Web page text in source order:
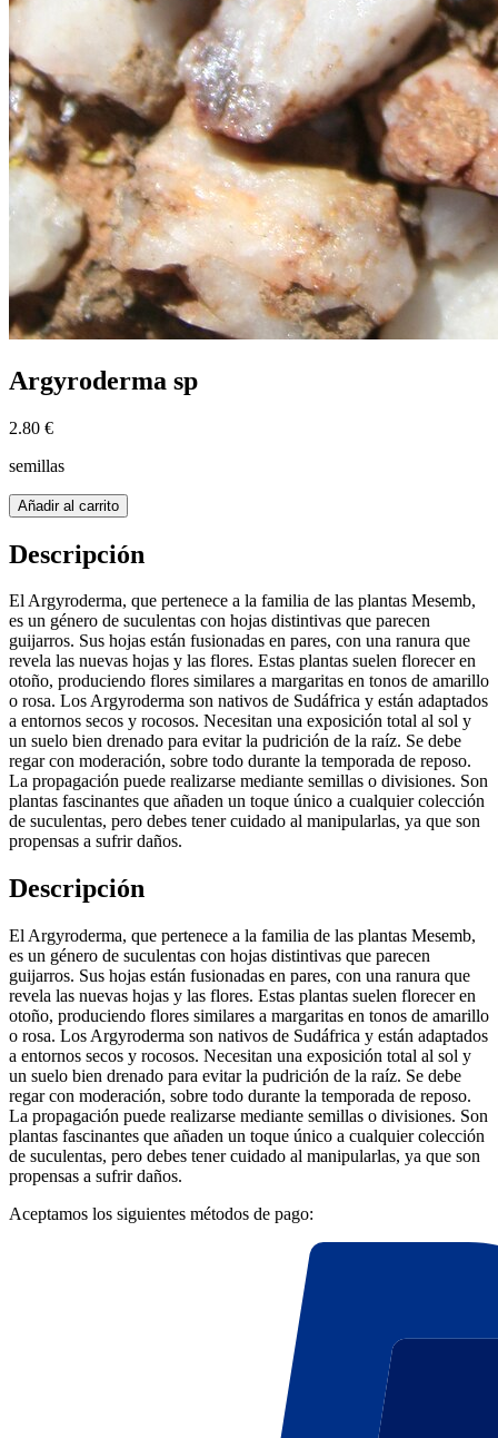
Argyroderma sp
2.80 €
semillas
Añadir al carrito
Descripción
El Argyroderma, que pertenece a la familia de las plantas Mesemb,
es un género de suculentas con hojas distintivas que parecen
guijarros. Sus hojas están fusionadas en pares, con una ranura que
revela las nuevas hojas y las flores. Estas plantas suelen florecer en
otoño, produciendo flores similares a margaritas en tonos de amarillo
o rosa. Los Argyroderma son nativos de Sudáfrica y están adaptados
a entornos secos y rocosos. Necesitan una exposición total al sol y
un suelo bien drenado para evitar la pudrición de la raíz. Se debe
regar con moderación, sobre todo durante la temporada de reposo.
La propagación puede realizarse mediante semillas o divisiones. Son
plantas fascinantes que añaden un toque único a cualquier colección
de suculentas, pero debes tener cuidado al manipularlas, ya que son
propensas a sufrir daños.
Descripción
El Argyroderma, que pertenece a la familia de las plantas Mesemb,
es un género de suculentas con hojas distintivas que parecen
guijarros. Sus hojas están fusionadas en pares, con una ranura que
revela las nuevas hojas y las flores. Estas plantas suelen florecer en
otoño, produciendo flores similares a margaritas en tonos de amarillo
o rosa. Los Argyroderma son nativos de Sudáfrica y están adaptados
a entornos secos y rocosos. Necesitan una exposición total al sol y
un suelo bien drenado para evitar la pudrición de la raíz. Se debe
regar con moderación, sobre todo durante la temporada de reposo.
La propagación puede realizarse mediante semillas o divisiones. Son
plantas fascinantes que añaden un toque único a cualquier colección
de suculentas, pero debes tener cuidado al manipularlas, ya que son
propensas a sufrir daños.
Aceptamos los siguientes métodos de pago: